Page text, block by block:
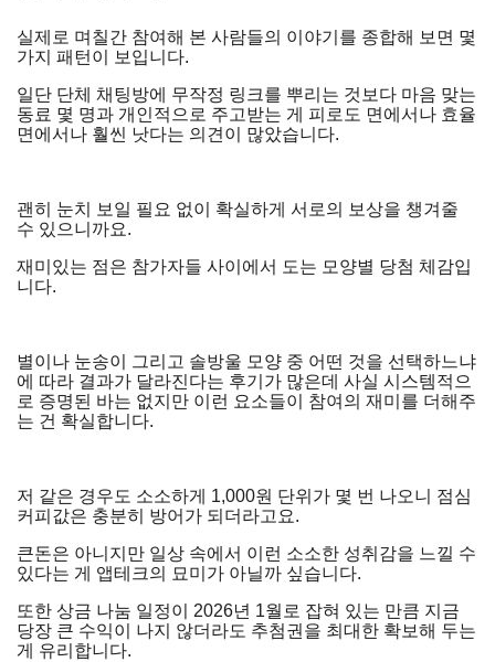
실제로 며칠간 참여해 본 사람들의 이야기를 종합해 보면 몇
가지 패턴이 보입니다.
일단 단체 채팅방에 무작정 링크를 뿌리는 것보다 마음 맞는
동료 몇 명과 개인적으로 주고받는 게 피로도 면에서나 효율
면에서나 훨씬 낫다는 의견이 많았습니다.
괜히 눈치 보일 필요 없이 확실하게 서로의 보상을 챙겨줄
수 있으니까요.
재미있는 점은 참가자들 사이에서 도는 모양별 당첨 체감입
니다.
별이나 눈송이 그리고 솔방울 모양 중 어떤 것을 선택하느냐
에 따라 결과가 달라진다는 후기가 많은데 사실 시스템적으
로 증명된 바는 없지만 이런 요소들이 참여의 재미를 더해주
는 건 확실합니다.
저 같은 경우도 소소하게 1,000원 단위가 몇 번 나오니 점심
커피값은 충분히 방어가 되더라고요.
큰돈은 아니지만 일상 속에서 이런 소소한 성취감을 느낄 수
있다는 게 앱테크의 묘미가 아닐까 싶습니다.
또한 상금 나눔 일정이 2026년 1월로 잡혀 있는 만큼 지금
당장 큰 수익이 나지 않더라도 추첨권을 최대한 확보해 두는
게 유리합니다.